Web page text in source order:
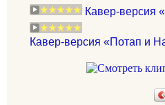
Кавер-версия
Кавер-версия «Потап и